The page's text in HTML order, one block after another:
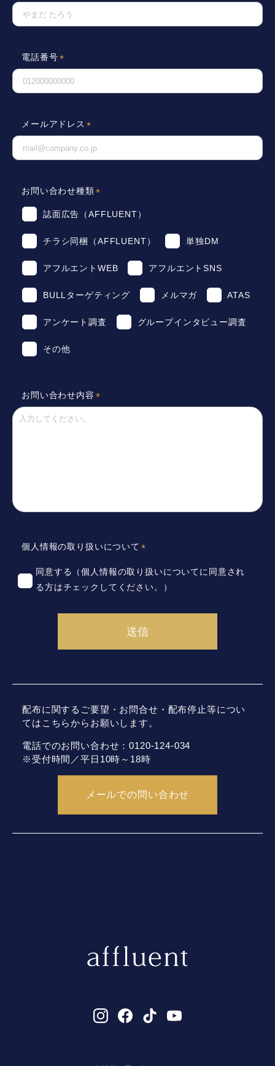
電話番号
メールアドレス
お問い合わせ種類
誌面広告（AFFLUENT）
チラシ同梱（AFFLUENT） 単独DM
アフルエントWEB アフルエントSNS
BULLターゲティング メルマガ ATAS
アンケート調査 グループインタビュー調査
その他
お問い合わせ内容
個人情報の取り扱いについて
同意する（個人情報の取り扱いについてに同意され
る方はチェックしてください。）
配布に関するご要望・お問合せ・配布停止等につい
てはこちらからお願いします。
電話でのお問い合わせ：0120-124-034
※受付時間／平日10時～18時
メールでの問い合わせ